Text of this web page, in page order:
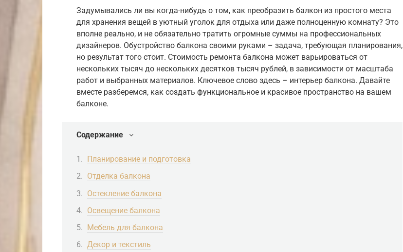
Задумывались ли вы когда-нибудь о том, как преобразить балкон из простого места
для хранения вещей в уютный уголок для отдыха или даже полноценную комнату? Это
вполне реально, и не обязательно тратить огромные суммы на профессиональных
дизайнеров. Обустройство балкона своими руками – задача, требующая планирования,
но результат того стоит. Стоимость ремонта балкона может варьироваться от
нескольких тысяч до нескольких десятков тысяч рублей, в зависимости от масштаба
работ и выбранных материалов. Ключевое слово здесь – интерьер балкона. Давайте
вместе разберемся, как создать функциональное и красивое пространство на вашем
балконе.
Содержание
Планирование и подготовка
Отделка балкона
Остекление балкона
Освещение балкона
Мебель для балкона
Декор и текстиль